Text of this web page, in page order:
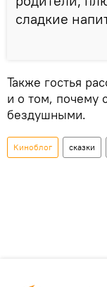
сладкие
Также гостья
и о том, почему
бездушными.
Киноблог сказки